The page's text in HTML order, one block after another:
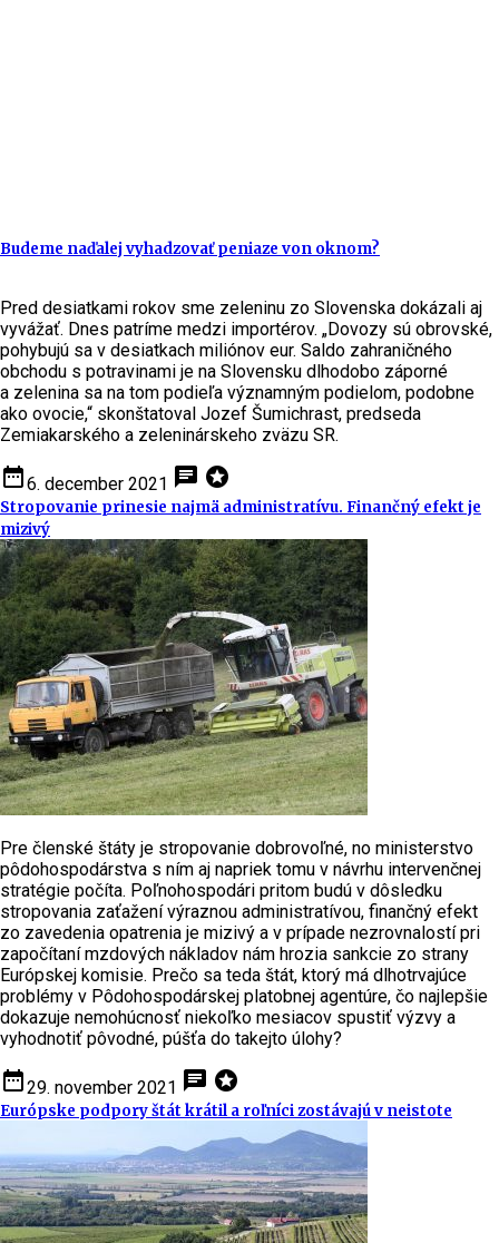
Budeme naďalej vyhadzovať peniaze von oknom?
Pred desiatkami rokov sme zeleninu zo Slovenska dokázali aj
vyvážať. Dnes patríme medzi importérov. „Dovozy sú obrovské,
pohybujú sa v desiatkach miliónov eur. Saldo zahraničného
obchodu s potravinami je na Slovensku dlhodobo záporné
a zelenina sa na tom podieľa významným podielom, podobne
ako ovocie,“ skonštatoval Jozef Šumichrast, predseda
Zemiakarského a zeleninárskeho zväzu SR.
date_range6. december 2021 chat stars
Stropovanie prinesie najmä administratívu. Finančný efekt je
mizivý
Pre členské štáty je stropovanie dobrovoľné, no ministerstvo
pôdohospodárstva s ním aj napriek tomu v návrhu intervenčnej
stratégie počíta. Poľnohospodári pritom budú v dôsledku
stropovania zaťažení výraznou administratívou, finančný efekt
zo zavedenia opatrenia je mizivý a v prípade nezrovnalostí pri
započítaní mzdových nákladov nám hrozia sankcie zo strany
Európskej komisie. Prečo sa teda štát, ktorý má dlhotrvajúce
problémy v Pôdohospodárskej platobnej agentúre, čo najlepšie
dokazuje nemohúcnosť niekoľko mesiacov spustiť výzvy a
vyhodnotiť pôvodné, púšťa do takejto úlohy?
date_range29. november 2021 chat stars
Európske podpory štát krátil a roľníci zostávajú v neistote